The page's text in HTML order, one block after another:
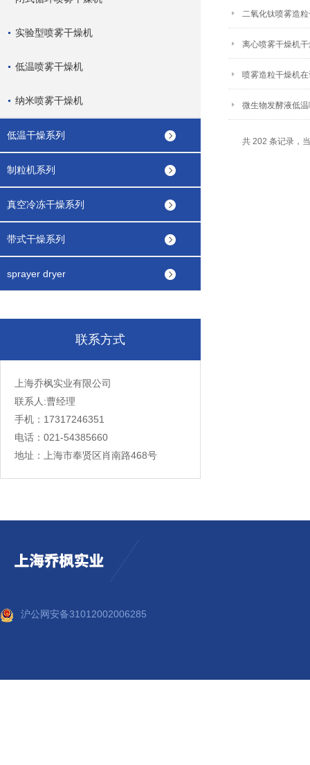
实验型喷雾干燥机
低温喷雾干燥机
纳米喷雾干燥机
低温干燥系列
制粒机系列
真空冷冻干燥系列
带式干燥系列
sprayer dryer
联系方式
上海乔枫实业有限公司
联系人:曹经理
手机：17317246351
电话：021-54385660
地址：上海市奉贤区肖南路468号
二氧化钛喷雾造
离心喷雾干燥机
喷雾造粒干燥机
微生物发酵液低
共 202 条记录，
沪公网安备31012002006285